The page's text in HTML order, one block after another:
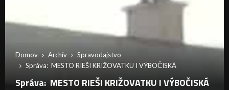
Domov Archív
Spravodajstvo
Správa: MESTO RIEŠI KRIŽOVATKU I VÝBOČISKÁ
Správa: MESTO RIEŠI KRIŽOVATKU I VÝBOČISKÁ